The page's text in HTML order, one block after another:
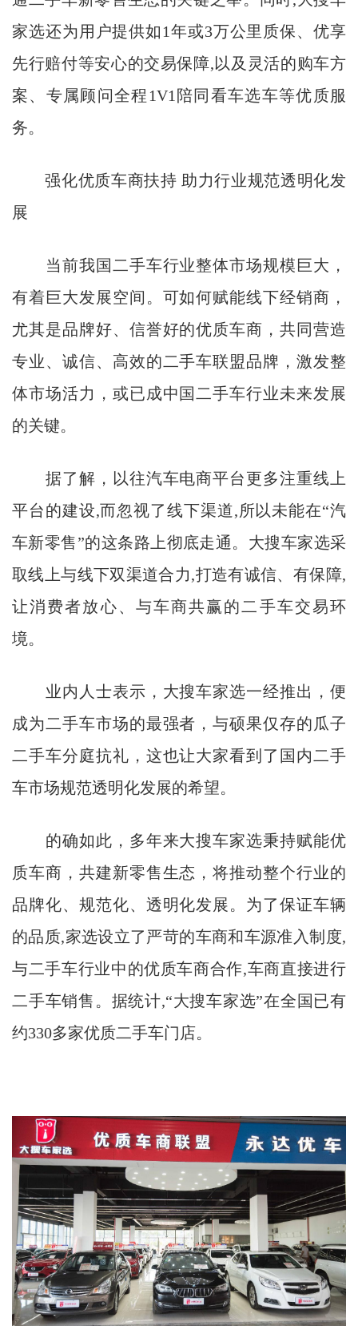
家选还为用户提供如1年或3万公里质保、优享
先行赔付等安心的交易保障,以及灵活的购车方
案、专属顾问全程1V1陪同看车选车等优质服
务。
强化优质车商扶持 助力行业规范透明化发
展
当前我国二手车行业整体市场规模巨大，
有着巨大发展空间。可如何赋能线下经销商，
尤其是品牌好、信誉好的优质车商，共同营造
专业、诚信、高效的二手车联盟品牌，激发整
体市场活力，或已成中国二手车行业未来发展
的关键。
据了解，以往汽车电商平台更多注重线上
平台的建设,而忽视了线下渠道,所以未能在“汽
车新零售”的这条路上彻底走通。大搜车家选采
取线上与线下双渠道合力,打造有诚信、有保障,
让消费者放心、与车商共赢的二手车交易环
境。
业内人士表示，大搜车家选一经推出，便
成为二手车市场的最强者，与硕果仅存的瓜子
二手车分庭抗礼，这也让大家看到了国内二手
车市场规范透明化发展的希望。
的确如此，多年来大搜车家选秉持赋能优
质车商，共建新零售生态，将推动整个行业的
品牌化、规范化、透明化发展。为了保证车辆
的品质,家选设立了严苛的车商和车源准入制度,
与二手车行业中的优质车商合作,车商直接进行
二手车销售。据统计,“大搜车家选”在全国已有
约330多家优质二手车门店。